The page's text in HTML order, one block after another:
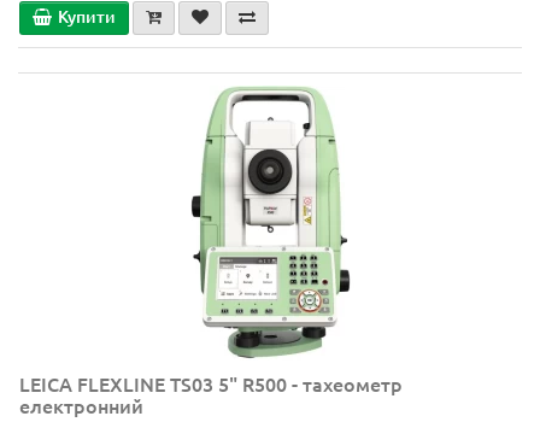
Купити
LEICA FLEXLINE TS03 5" R500 - тахеометр
електронний